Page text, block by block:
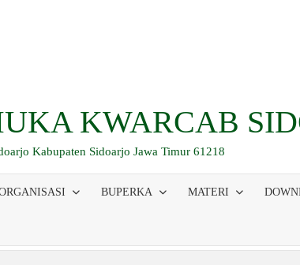
KWARCAB
Kabupaten Sidoarjo Jawa Timur 61218
BUPERKA MATERI